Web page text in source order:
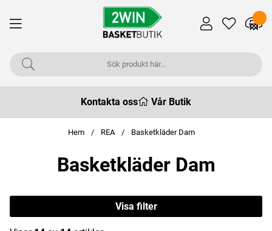
Kontakta oss Vår Butik
Hem REA Basketkläder Dam
Basketkläder Dam
Visa filter